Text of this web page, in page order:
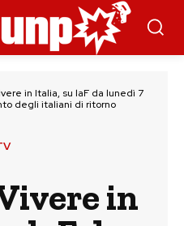
in Italia, su laF da lunedì 7
degli italiani di ritorno
in